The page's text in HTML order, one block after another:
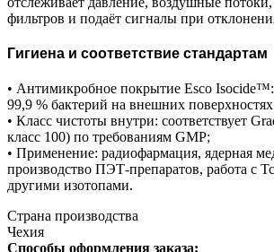
фильтров и подаёт сигналы при
Гигиена и соответствие стандартам
• Антимикробное покрытие Esco
99,9 % бактерий на внешних
• Класс чистоты внутри: соответствует
класс 100) по требованиям GMP;
• Применение: радиофармация, ядерная
производство ПЭТ-препаратов, работа с
другими изотопами.
Страна производства
Чехия
Способы оформления заказа: